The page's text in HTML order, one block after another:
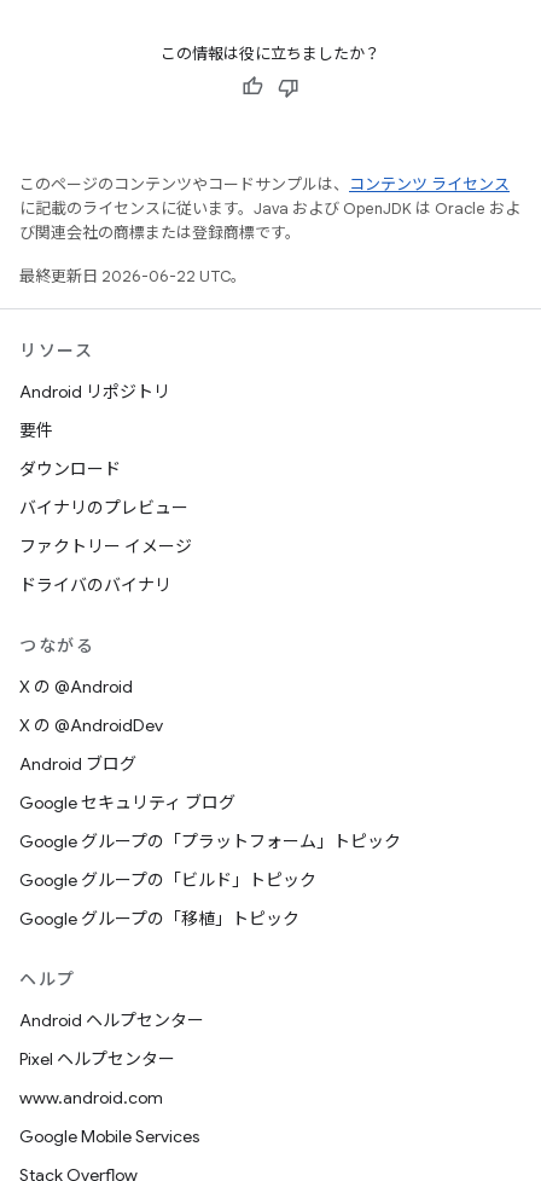
この情報は役に立ちましたか？
このページのコンテンツやコードサンプルは、
コンテンツ ライセンス
に記載のライセンスに従います。Java および OpenJDK は Oracle およ
び関連会社の商標または登録商標です。
最終更新日 2026-06-22 UTC。
リソース
Android リポジトリ
要件
ダウンロード
バイナリのプレビュー
ファクトリー イメージ
ドライバのバイナリ
つながる
X の @Android
X の @AndroidDev
Android ブログ
Google セキュリティ ブログ
Google グループの「プラットフォーム」トピック
Google グループの「ビルド」トピック
Google グループの「移植」トピック
ヘルプ
Android ヘルプセンター
Pixel ヘルプセンター
www.android.com
Google Mobile Services
Stack Overflow